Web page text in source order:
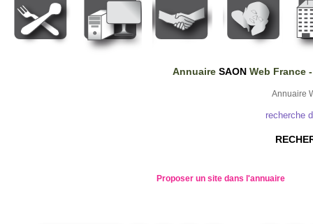
Annuaire SAONWeb France-
Annuaire
recherche
Proposer un site dans l'annuaire